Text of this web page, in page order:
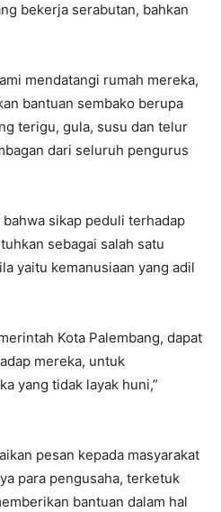
bekerja serabutan, bahkan
mendatangi rumah mereka,
bantuan sembako berupa
terigu, gula, susu dan telur
dari seluruh pengurus
sikap peduli terhadap
sebagai salah satu
yaitu kemanusiaan yang adil
Kota Palembang, dapat
mereka, untuk
yang tidak layak huni,”
pesan kepada masyarakat
para pengusaha, terketuk
bantuan dalam hal